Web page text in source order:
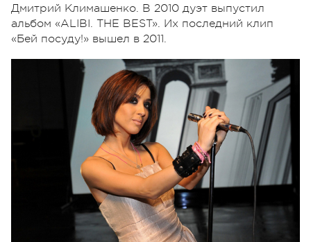
Дмитрий Климашенко. В 2010 дуэт выпустил
альбом «ALIBI. THE BEST». Их последний клип
«Бей посуду!» вышел в 2011.